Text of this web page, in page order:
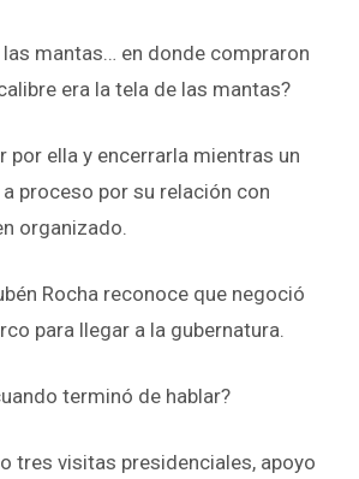
mantas… en donde compraron
era la tela de las mantas?
por ella y encerrarla mientras un
proceso por su relación con
organizado.
Rocha reconoce que negoció
para llegar a la gubernatura.
terminó de hablar?
tres visitas presidenciales, apoyo